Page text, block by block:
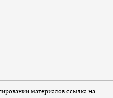
материалов ссылка на